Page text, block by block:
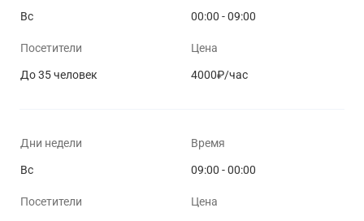
Вс 00:00 - 09:00
Посетители
До 35 человек
Цена
4000₽/час
Дни недели
Вс
Время
09:00 - 00:00
Посетители Цена